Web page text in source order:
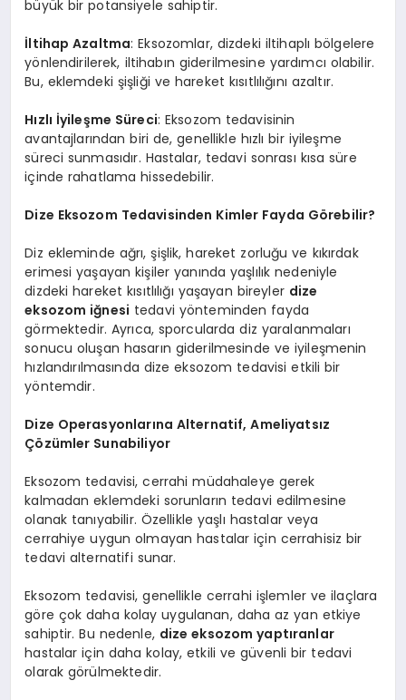
büyük bir potansiyele sahiptir.
İltihap Azaltma: Eksozomlar, dizdeki iltihaplı bölgelere
yönlendirilerek, iltihabın giderilmesine yardımcı olabilir.
Bu, eklemdeki şişliği ve hareket kısıtlılığını azaltır.
Hızlı İyileşme Süreci: Eksozom tedavisinin
avantajlarından biri de, genellikle hızlı bir iyileşme
süreci sunmasıdır. Hastalar, tedavi sonrası kısa süre
içinde rahatlama hissedebilir.
Dize Eksozom Tedavisinden Kimler Fayda Görebilir?
Diz ekleminde ağrı, şişlik, hareket zorluğu ve kıkırdak
erimesi yaşayan kişiler yanında yaşlılık nedeniyle
dizdeki hareket kısıtlılığı yaşayan bireyler dize
eksozom iğnesi tedavi yönteminden fayda
görmektedir. Ayrıca, sporcularda diz yaralanmaları
sonucu oluşan hasarın giderilmesinde ve iyileşmenin
hızlandırılmasında dize eksozom tedavisi etkili bir
yöntemdir.
Dize Operasyonlarına Alternatif, Ameliyatsız
Çözümler Sunabiliyor
Eksozom tedavisi, cerrahi müdahaleye gerek
kalmadan eklemdeki sorunların tedavi edilmesine
olanak tanıyabilir. Özellikle yaşlı hastalar veya
cerrahiye uygun olmayan hastalar için cerrahisiz bir
tedavi alternatifi sunar.
Eksozom tedavisi, genellikle cerrahi işlemler ve ilaçlara
göre çok daha kolay uygulanan, daha az yan etkiye
sahiptir. Bu nedenle, dize eksozom yaptıranlar
hastalar için daha kolay, etkili ve güvenli bir tedavi
olarak görülmektedir.